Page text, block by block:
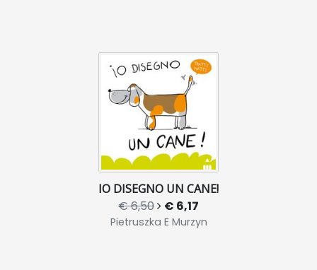
IO DISEGNO UN CANE!
€ 6,50 € 6,17
Pietruszka E Murzyn